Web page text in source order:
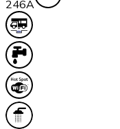
246A